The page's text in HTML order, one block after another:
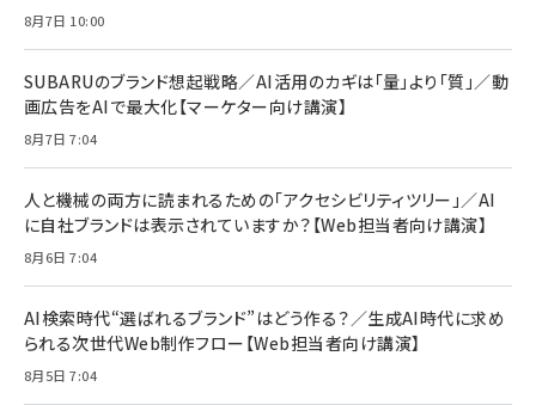
￥880
ママ投資家が育休中に１億貯めた株式投資
組織の成果を最大化する ルールのデザイン
￥1,980
Amazonランキングをもっと見る
￥6,980
全ワイヤレスイヤホン/アクティブノイズキャンセリ
技術基準適合】ブラック
￥5,990
ケーブル Anker絡まないケーブル 240W 結束バン
ド付き USB PD対応 シリコン素材採用 iPhone
17 / 16 / 15 / Galaxy iPad Pro MacBook
Pro/Air 各種対応 (1.8m ミッドナイトブラック)
￥1,890
Pro/Air 各種対応 (1.8m ミッドナイトブラック)
￥1,890
サッポロ 生ビール 黒ラベル 350ml 缶 24本 ビー
ル ケース買い【6/30応募〆切! 黒ラベルビヤセラー
￥4,857
8月7日 10:00
SUBARUのブランド想起戦略／AI活用のカギは「量」より「質」／動
画広告をAIで最大化【マーケター向け講演】
8月7日 7:04
人と機械の両方に読まれるための「アクセシビリティツリー」／AI
に自社ブランドは表示されていますか？【Web担当者向け講演】
8月6日 7:04
AI検索時代“選ばれるブランド”はどう作る？／生成AI時代に求め
られる次世代Web制作フロー【Web担当者向け講演】
8月5日 7:04